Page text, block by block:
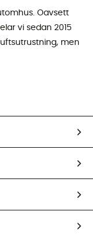
Oavsett
vi sedan 2015
men